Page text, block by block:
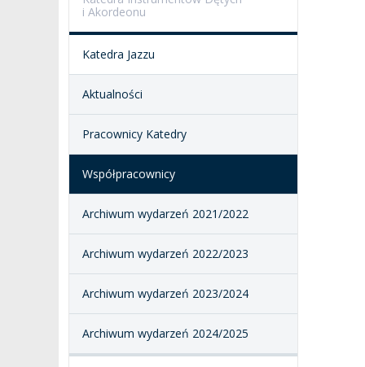
SALE KONCERTOWE
BRANDBOOK
DOSTĘPNOŚĆ
i Akordeonu
Katedra Jazzu
Aktualności
Pracownicy Katedry
Współpracownicy
Archiwum wydarzeń 2021/2022
Archiwum wydarzeń 2022/2023
Archiwum wydarzeń 2023/2024
Archiwum wydarzeń 2024/2025